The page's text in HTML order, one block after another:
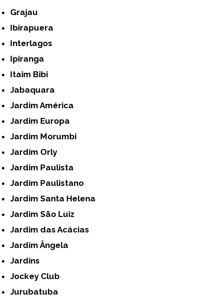
Grajau
Ibirapuera
Interlagos
Ipiranga
Itaim Bibi
Jabaquara
Jardim América
Jardim Europa
Jardim Morumbi
Jardim Orly
Jardim Paulista
Jardim Paulistano
Jardim Santa Helena
Jardim São Luiz
Jardim das Acácias
Jardim Ângela
Jardins
Jockey Club
Jurubatuba